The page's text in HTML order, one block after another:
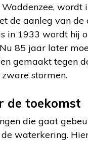
wordt
de aanleg van de
in 1933 wordt hij
85 jaar later
gemaakt tegen
stormen.
de toekomst
die gaat
waterkering.